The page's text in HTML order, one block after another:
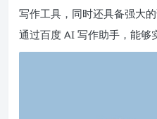
写作工具，同时还具备强大
通过百度 AI 写作助手，能够